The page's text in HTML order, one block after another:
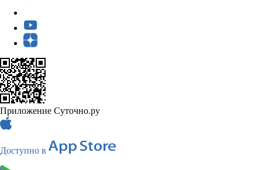
Приложение Суточно.ру
Доступно в